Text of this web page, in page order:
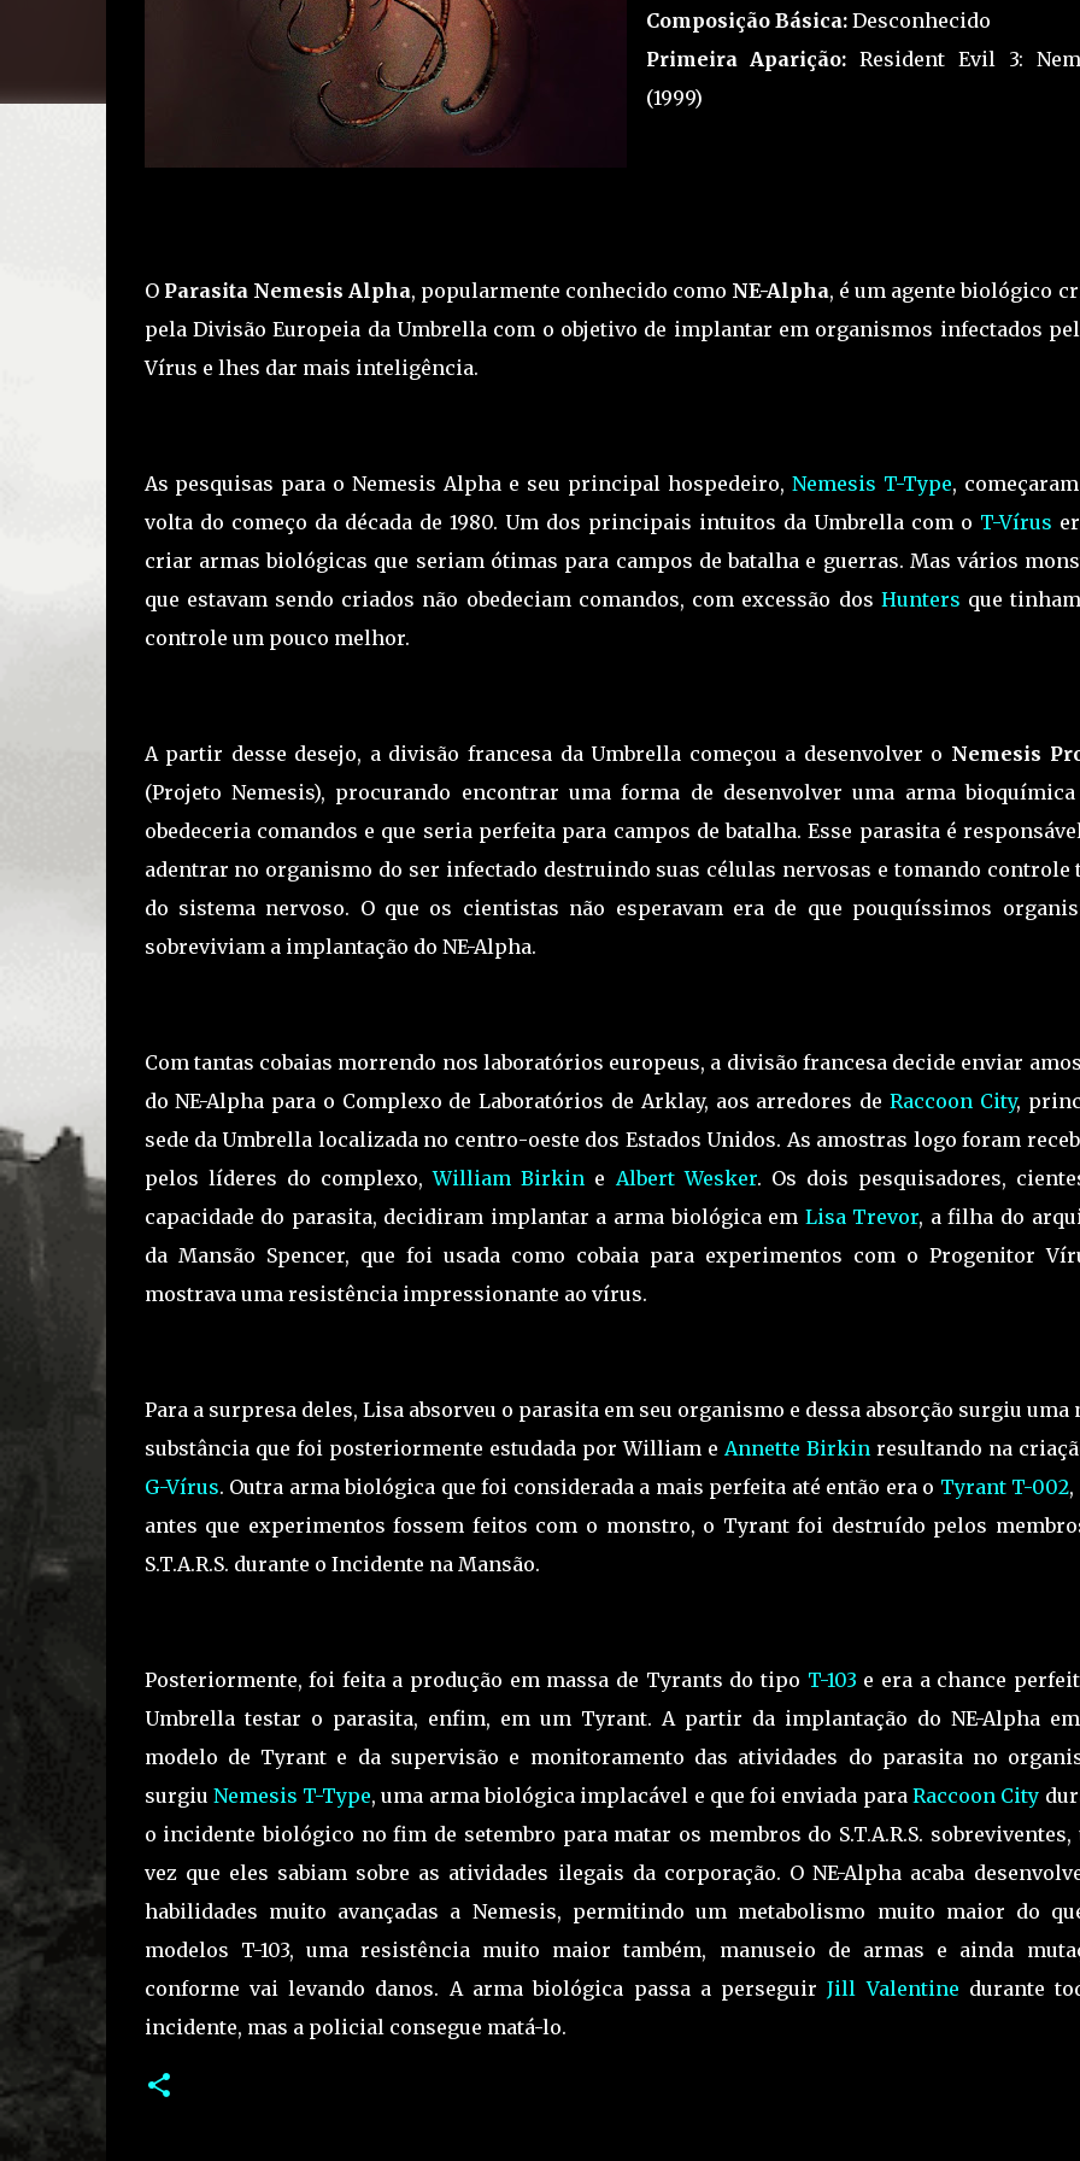
Composição Básica: Desconhecido
Primeira Aparição: Resident Evil 3:
(1999)
O Parasita Nemesis Alpha, popularmente conhecido como NE-Alpha, é um agente biológico
pela Divisão Europeia da Umbrella com o objetivo de implantar em organismos infectados
Vírus e lhes dar mais inteligência.
As pesquisas para o Nemesis Alpha e seu principal hospedeiro, Nemesis T-Type,
volta do começo da década de 1980. Um dos principais intuitos da Umbrella com o T-Vírus
criar armas biológicas que seriam ótimas para campos de batalha e guerras. Mas vários
que estavam sendo criados não obedeciam comandos, com excessão dos Hunters que
controle um pouco melhor.
A partir desse desejo, a divisão francesa da Umbrella começou a desenvolver o Nemesis
(Projeto Nemesis), procurando encontrar uma forma de desenvolver uma arma bioquímica
obedeceria comandos e que seria perfeita para campos de batalha. Esse parasita é
adentrar no organismo do ser infectado destruindo suas células nervosas e tomando controle
do sistema nervoso. O que os cientistas não esperavam era de que pouquíssimos
sobreviviam a implantação do NE-Alpha.
Com tantas cobaias morrendo nos laboratórios europeus, a divisão francesa decide enviar
do NE-Alpha para o Complexo de Laboratórios de Arklay, aos arredores de Raccoon City,
sede da Umbrella localizada no centro-oeste dos Estados Unidos. As amostras logo foram
pelos líderes do complexo,William Birkin e Albert Wesker. Os dois pesquisadores,
capacidade do parasita, decidiram implantar a arma biológica em Lisa Trevor, a filha do
da Mansão Spencer, que foi usada como cobaia para experimentos com o Progenitor
mostrava uma resistência impressionante ao vírus.
Para a surpresa deles, Lisa absorveu o parasita em seu organismo e dessa absorção surgiu uma
substância que foi posteriormente estudada por William e Annette Birkinresultando na
G-Vírus. Outra arma biológica que foi considerada a mais perfeita até então era o Tyrant T-002,
antes que experimentos fossem feitos com o monstro, o Tyrant foi destruído pelos
S.T.A.R.S. durante o Incidente na Mansão.
Posteriormente, foi feita a produção em massa de Tyrants do tipo T-103 e era a chance
Umbrella testar o parasita, enfim, em um Tyrant. A partir da implantação do NE-Alpha
modelo de Tyrant e da supervisão e monitoramento das atividades do parasita no
surgiu Nemesis T-Type, uma arma biológica implacável e que foi enviada para Raccoon City
o incidente biológico no fim de setembro para matar os membros do S.T.A.R.S. sobreviventes,
vez que eles sabiam sobre as atividades ilegais da corporação. O NE-Alpha acaba
habilidades muito avançadas a Nemesis, permitindo um metabolismo muito maior do
modelos T-103, uma resistência muito maior também, manuseio de armas e ainda
conforme vai levando danos. A arma biológica passa a perseguirJill Valentine durante
incidente, mas a policial consegue matá-lo.